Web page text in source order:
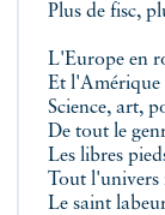
Plus de fisc,
L'Europe en
Et l'Amérique
Science, art,
De tout le
Les libres
Tout l'univers
Le saint